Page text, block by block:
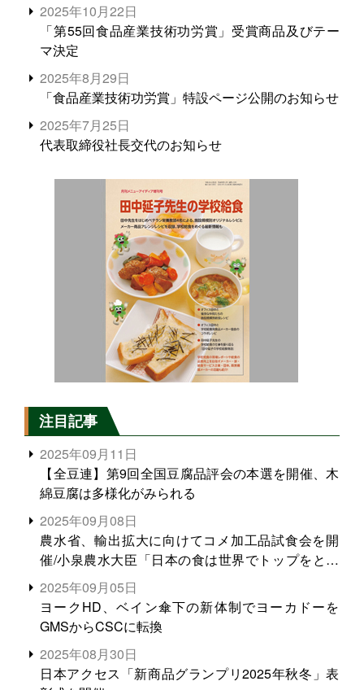
2025年10月22日
「第55回食品産業技術功労賞」受賞商品及びテー
マ決定
2025年8月29日
「食品産業技術功労賞」特設ページ公開のお知らせ
2025年7月25日
代表取締役社長交代のお知らせ
注目記事
2025年09月11日
【全豆連】第9回全国豆腐品評会の本選を開催、木
綿豆腐は多様化がみられる
2025年09月08日
農水省、輸出拡大に向けてコメ加工品試食会を開
催/小泉農水大臣「日本の食は世界でトップをとれ
る。米増産に向けて、米輸出需要の拡大を」
2025年09月05日
ヨークHD、ベイン傘下の新体制でヨーカドーを
GMSからCSCに転換
2025年08月30日
日本アクセス「新商品グランプリ2025年秋冬」表